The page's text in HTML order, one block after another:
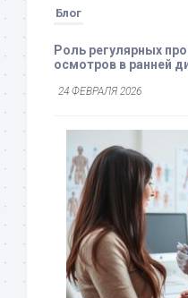
Блог
Роль регулярных
осмотров в ранней
24 ФЕВРАЛЯ 2026